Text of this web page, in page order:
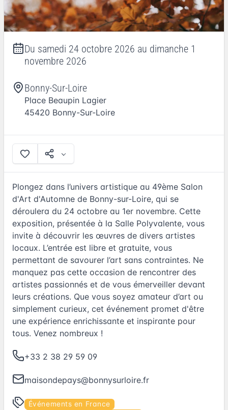
Du samedi 24 octobre 2026 au dimanche 1
novembre 2026
Bonny-Sur-Loire
Place Beaupin Lagier
45420 Bonny-Sur-Loire
Plongez dans l’univers artistique au 49ème Salon
d'Art d'Automne de Bonny-sur-Loire, qui se
déroulera du 24 octobre au 1er novembre. Cette
exposition, présentée à la Salle Polyvalente, vous
invite à découvrir les œuvres de divers artistes
locaux. L’entrée est libre et gratuite, vous
permettant de savourer l’art sans contraintes. Ne
manquez pas cette occasion de rencontrer des
artistes passionnés et de vous émerveiller devant
leurs créations. Que vous soyez amateur d’art ou
simplement curieux, cet événement promet d'être
une expérience enrichissante et inspirante pour
tous. Venez nombreux !
+33 2 38 29 59 09
maisondepays@bonnysurloire.fr
Événements en France